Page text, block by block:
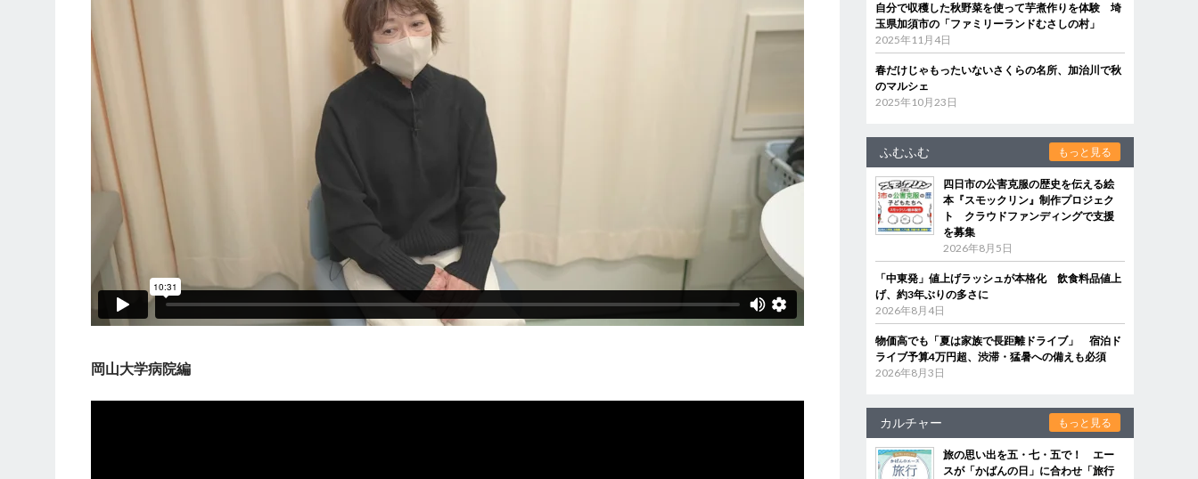
岡山大学病院編
自分で収穫した秋野菜を使って芋煮作りを体験 埼
玉県加須市の「ファミリーランドむさしの村」
2025年11月4日
春だけじゃもったいないさくらの名所、加治川で秋
のマルシェ
2025年10月23日
ふむふむ もっと見る
四日市の公害克服の歴史を伝える絵
本『スモックリン』制作プロジェク
ト クラウドファンディングで支援
を募集
2026年8月5日
「中東発」値上げラッシュが本格化 飲食料品値上
げ、約3年ぶりの多さに
2026年8月4日
物価高でも「夏は家族で長距離ドライブ」 宿泊ド
ライブ予算4万円超、渋滞・猛暑への備えも必須
2026年8月3日
カルチャー もっと見る
旅の思い出を五・七・五で！ エー
スが「かばんの日」に合わせ「旅行